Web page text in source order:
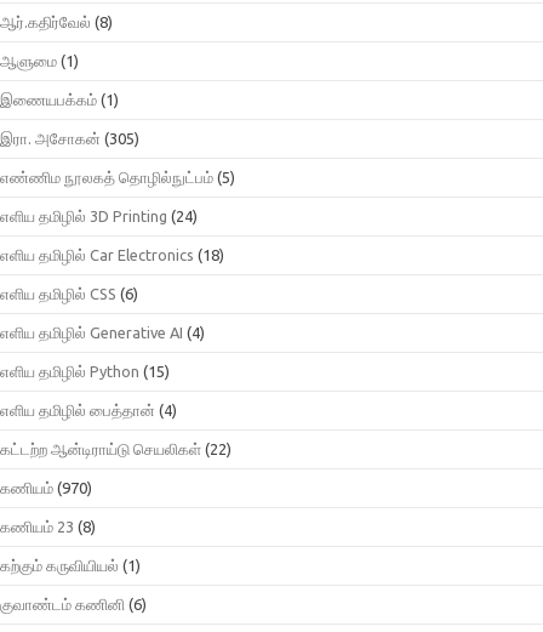
ஆர்.கதிர்வேல் (8)
ஆளுமை (1)
இணையபக்கம் (1)
இரா. அசோகன் (305)
எண்ணிம நூலகத் தொழில்நுட்பம் (5)
எளிய தமிழில் 3D Printing (24)
எளிய தமிழில் Car Electronics (18)
எளிய தமிழில் CSS (6)
எளிய தமிழில் Generative AI (4)
எளிய தமிழில் Python (15)
எளிய தமிழில் பைத்தான் (4)
கட்டற்ற ஆன்டிராய்டு செயலிகள் (22)
கணியம் (970)
கணியம் 23 (8)
கற்கும் கருவியியல் (1)
குவாண்டம் கணினி (6)